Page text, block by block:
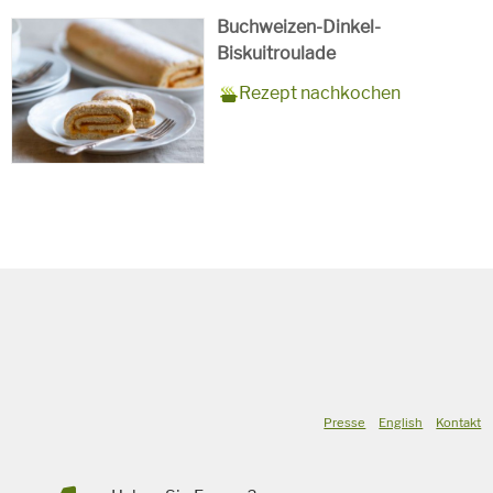
Buchweizen-Dinkel-
Biskuitroulade
Backzeit
für
Schlagworte
Süßspeise,vegetarisch
Rezept nachkochen
Presse English Kontakt